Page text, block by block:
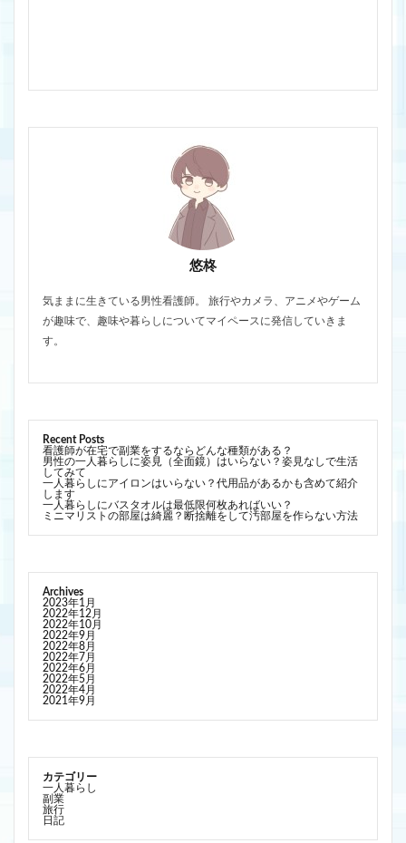
悠柊
気ままに生きている男性看護師。 旅行やカメラ、アニメやゲーム
が趣味で、趣味や暮らしについてマイペースに発信していきま
す。
Recent Posts
看護師が在宅で副業をするならどんな種類がある？
男性の一人暮らしに姿見（全面鏡）はいらない？姿見なしで生活
してみて
一人暮らしにアイロンはいらない？代用品があるかも含めて紹介
します
一人暮らしにバスタオルは最低限何枚あればいい？
ミニマリストの部屋は綺麗？断捨離をして汚部屋を作らない方法
Archives
2023年1月
2022年12月
2022年10月
2022年9月
2022年8月
2022年7月
2022年6月
2022年5月
2022年4月
2021年9月
カテゴリー
一人暮らし
副業
旅行
日記